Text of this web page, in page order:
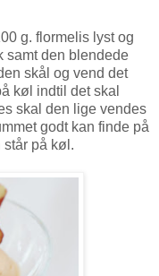
g. flormelis lyst og
den blendede
skål og vend det
køl indtil det skal
skal den lige vendes
godt kan finde på
på køl.